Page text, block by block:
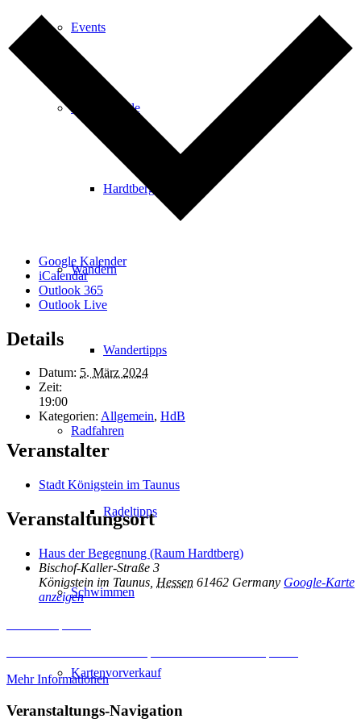
Events
Ausflugsziele
Hardtbergturm
Wandern
Wandertipps
Radfahren
Radeltipps
Schwimmen
Kartenvorverkauf
Google Kalender
iCalendar
Outlook 365
Outlook Live
Details
Datum: 5. März 2024
Zeit:
19:00
Kategorien: Allgemein, HdB
Veranstalter
Stadt Königstein im Taunus
Veranstaltungsort
Haus der Begegnung (Raum Hardtberg)
Bischof-Kaller-Straße 3
Königstein im Taunus Hessen 61462 Germany Google-Karte
anzeigen
Mehr Informationen
Veranstaltungs-Navigation